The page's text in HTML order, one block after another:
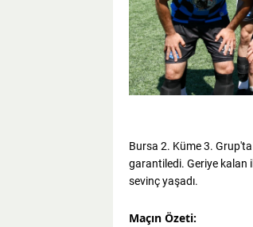
Bursa 2. Küme 3.
garantiledi. Geriye kalan
sevinç yaşadı.
Maçın Özeti: